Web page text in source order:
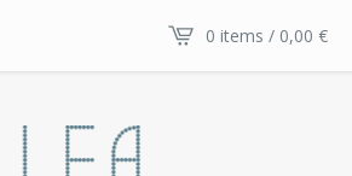
0 items / 0,00 €